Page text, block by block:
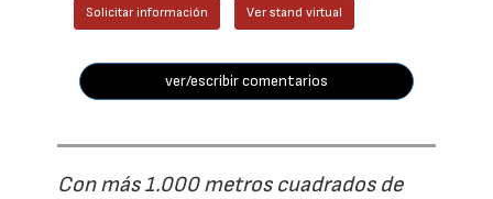
Solicitar información Ver stand virtual
ver/escribir comentarios
Con más 1.000 metros cuadrados de